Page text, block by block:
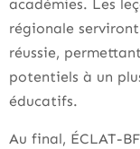
académies. Les
régionale
réussie,
potentiels à un
éducatifs.
Au final, ÉCLAT-